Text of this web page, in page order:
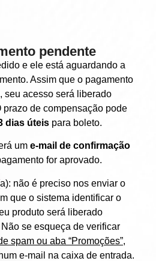
pendente
e ele está aguardando a
Assim que o pagamento
seu acesso será liberado
prazo de compensação pode
dias úteispara boleto.
um e-mail de confirmação
for aprovado.
não é preciso nos enviar o
que o sistema identificar o
produto será liberado
se esqueça de verificar
spam ou aba “Promoções”,
e-mail na caixa de entrada.